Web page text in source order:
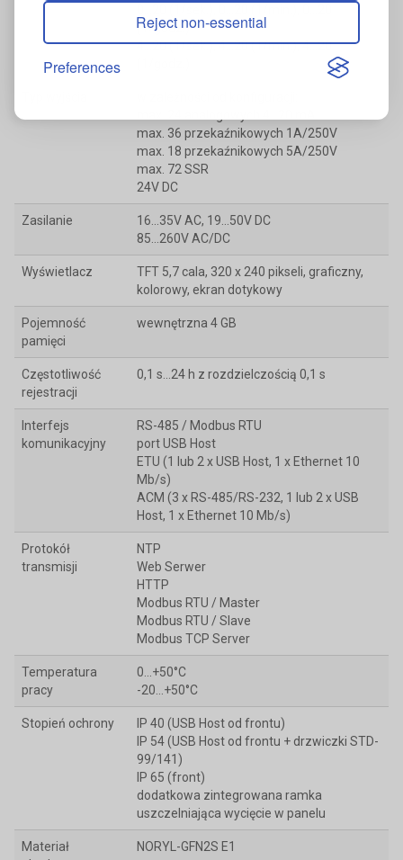
Reject non-essential
Preferences
(1/godz.)
4...20 (1/sek.), 4...20 (1/min.), 4...20
max. 36 przekaźnikowych 1A/250V
max. 18 przekaźnikowych 5A/250V
max. 72 SSR
24V DC
Zasilanie
16...35V AC, 19...50V DC
85...260V AC/DC
Wyświetlacz
TFT 5,7 cala, 320 x 240 pikseli, graficzny,
kolorowy, ekran dotykowy
Pojemność
pamięci
wewnętrzna 4 GB
Częstotliwość
rejestracji
0,1 s...24 h z rozdzielczością 0,1 s
Interfejs
komunikacyjny
RS-485 / Modbus RTU
port USB Host
ETU (1 lub 2 x USB Host, 1 x Ethernet 10
Mb/s)
ACM (3 x RS-485/RS-232, 1 lub 2 x USB
Host, 1 x Ethernet 10 Mb/s)
Protokół
transmisji
NTP
Web Serwer
HTTP
Modbus RTU / Master
Modbus RTU / Slave
Modbus TCP Server
Temperatura
pracy
0...+50°C
-20…+50°C
Stopień ochrony
IP 40 (USB Host od frontu)
IP 54 (USB Host od frontu + drzwiczki STD-
99/141)
IP 65 (front)
dodatkowa zintegrowana ramka
uszczelniająca wycięcie w panelu
Materiał
NORYL-GFN2S E1